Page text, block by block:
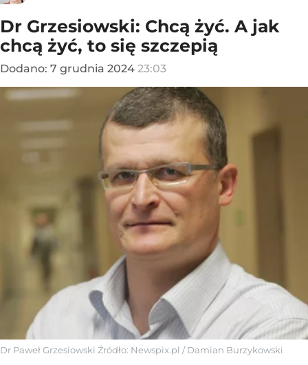
Dr Grzesiowski: Chcą żyć. A jak
chcą żyć, to się szczepią
Dodano: 7 grudnia 2024 23:03
Dr Paweł Grzesiowski Źródło: Newspix.pl /Damian Burzykowski